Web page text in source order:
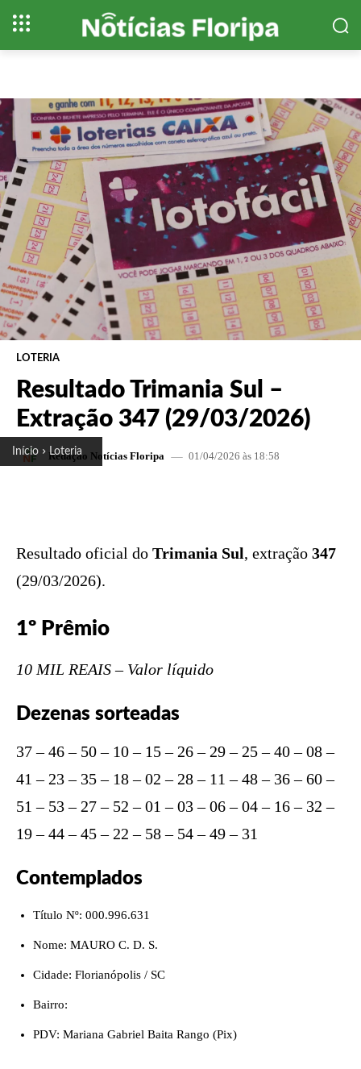
Início Loteria
LOTERIA
Resultado Trimania Sul –
Extração 347 (29/03/2026)
Redação Notícias Floripa 01/04/2026 às 18:58
Resultado oficial do Trimania Sul, extração 347
(29/03/2026).
1º Prêmio
10 MIL REAIS – Valor líquido
Dezenas sorteadas
37 – 46 – 50 – 10 – 15 – 26 – 29 – 25 – 40 – 08 –
41 – 23 – 35 – 18 – 02 – 28 – 11 – 48 – 36 – 60 –
51 – 53 – 27 – 52 – 01 – 03 – 06 – 04 – 16 – 32 –
19 – 44 – 45 – 22 – 58 – 54 – 49 – 31
Contemplados
Título Nº: 000.996.631
Nome: MAURO C. D. S.
Cidade: Florianópolis / SC
Bairro:
PDV: Mariana Gabriel Baita Rango (Pix)